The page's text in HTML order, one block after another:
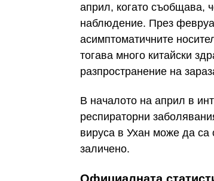
април, когато съобщава,
наблюдение. През
асимптоматичните
тогава много китайски
разпространение на
В началото на април в
респираторни
вируса в Ухан може да
заличено.
Официалната